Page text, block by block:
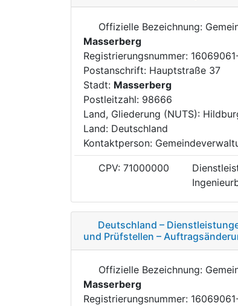
Offizielle Bezeichnung:
Masserberg
Registrierungsnummer:
Postanschrift: Hauptstraße 37
Stadt: Masserberg
Postleitzahl: 98666
Land, Gliederung (NUTS):
Land: Deutschland
Kontaktperson:
CPV: 71000000
Deutschland –
und Prüfstellen –
Offizielle Bezeichnung:
Masserberg
Registrierungsnummer: